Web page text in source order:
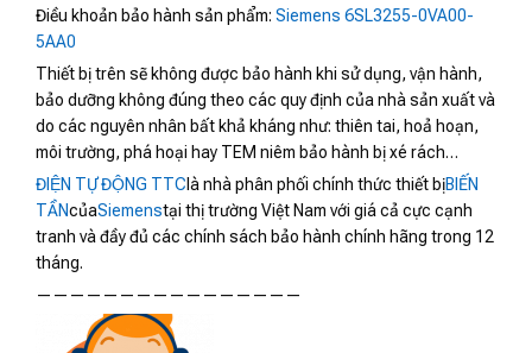
Điều khoản bảo hành sản phẩm: Siemens 6SL3255-0VA00-
5AA0
Thiết bị trên sẽ không được bảo hành khi sử dụng, vận hành,
bảo dưỡng không đúng theo các quy định của nhà sản xuất và
do các nguyên nhân bất khả kháng như: thiên tai, hoả hoạn,
môi trường, phá hoại hay TEM niêm bảo hành bị xé rách…
ĐIỆN TỰ ĐỘNG TTC là nhà phân phối chính thức thiết bịBIẾN
TẦNcủaSiemenstại thị trường Việt Nam với giá cả cực cạnh
tranh và đầy đủ các chính sách bảo hành chính hãng trong 12
tháng.
————————————————